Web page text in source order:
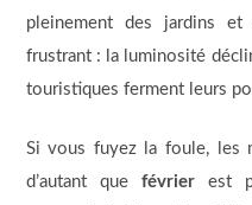
pleinement des jardins
frustrant : la luminosité
touristiques ferment leurs
Si vous fuyez la foule, les
d’autant que févrierest